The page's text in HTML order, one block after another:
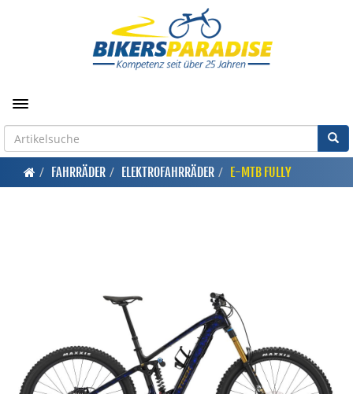
Toggle navigation
FAHRRÄDER ELEKTROFAHRRÄDER E-MTB FULLY